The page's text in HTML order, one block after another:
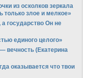
из осколков зеркала
злое и мелкое»
государство Он не
единого целого»
вечность (Екатерина
оказывается что твои